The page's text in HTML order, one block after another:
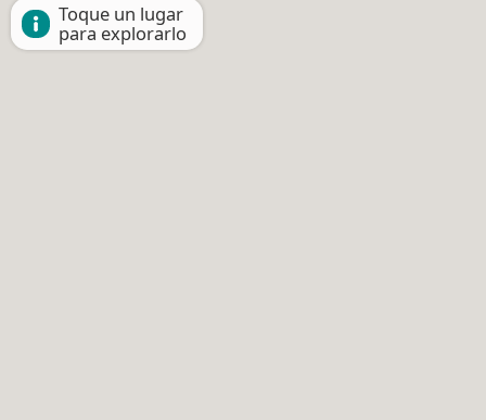
Toque un lugar
para explorarlo